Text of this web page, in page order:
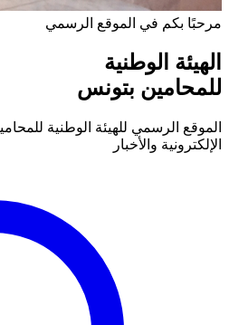
مرحبًا بكم في الموقع الرسمي
الهيئة الوطنية
للمحامين بتونس
الموقع الرسمي للهيئة الوطنية
الإلكترونية والأخبار